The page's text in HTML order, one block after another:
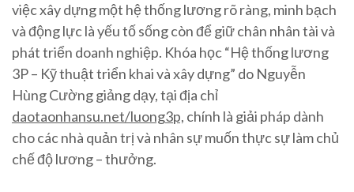
việc xây dựng một hệ thống lương rõ ràng, minh bạch
và động lực là yếu tố sống còn để giữ chân nhân tài và
phát triển doanh nghiệp. Khóa học “Hệ thống lương
3P – Kỹ thuật triển khai và xây dựng” do Nguyễn
Hùng Cường giảng dạy, tại địa chỉ
daotaonhansu.net/luong3p, chính là giải pháp dành
cho các nhà quản trị và nhân sự muốn thực sự làm chủ
chế độ lương – thưởng.